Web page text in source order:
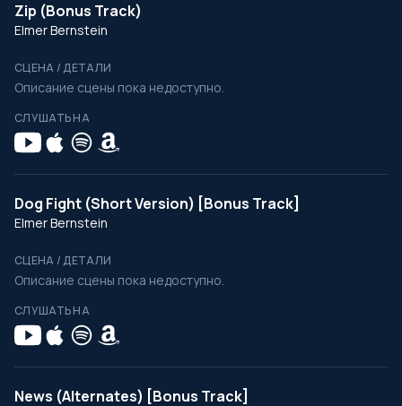
Zip (Bonus Track)
Elmer Bernstein
СЦЕНА / ДЕТАЛИ
Описание сцены пока недоступно.
СЛУШАТЬ НА
Dog Fight (Short Version) [Bonus Track]
Elmer Bernstein
СЦЕНА / ДЕТАЛИ
Описание сцены пока недоступно.
СЛУШАТЬ НА
News (Alternates) [Bonus Track]